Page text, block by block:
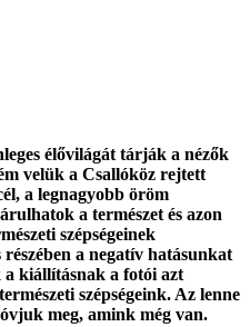
élővilágát tárják a nézők
velük a Csallóköz rejtett
a legnagyobb öröm
a természet és azon
szépségeinek
a negatív hatásunkat
kiállításnak a fotói azt
szépségeink. Az lenne
meg, amink még van.